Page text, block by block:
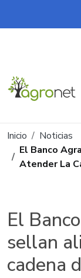
Pasar al
Ruta de
Inicio
Noticias
El Banco
Atender La
El
sellan
cadena